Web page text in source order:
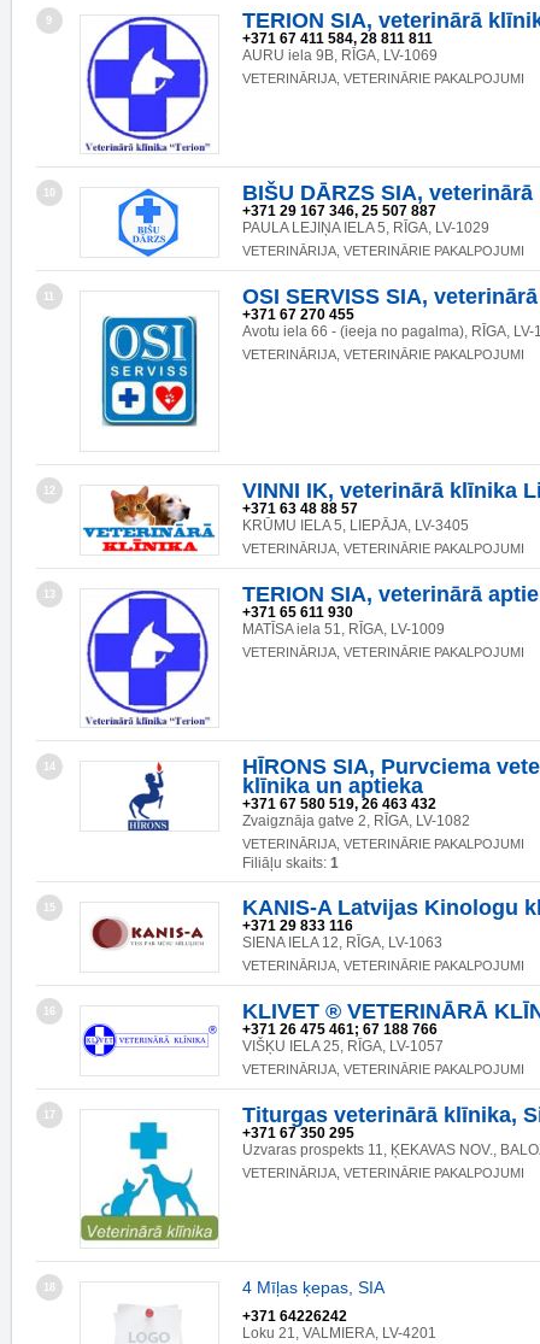
9 TERION SIA, veterinārā
+371 67 411 584, 28 811 811
AURU iela 9B, RĪGA, LV-1069
VETERINĀRIJA, VETERINĀRIE PAKALPOJUMI
10 BIŠU DĀRZS SIA,
+371 29 167 346, 25 507 887
PAULA LEJIŅA IELA 5, RĪGA, LV-1029
VETERINĀRIJA, VETERINĀRIE PAKALPOJUMI
11 OSI SERVISS SIA,
+371 67 270 455
Avotu iela 66 - (ieeja no pagalma), RĪGA, LV-
VETERINĀRIJA, VETERINĀRIE PAKALPOJUMI
12 VINNI IK, veterinārā klīnika
+371 63 48 88 57
KRŪMU IELA 5, LIEPĀJA, LV-3405
VETERINĀRIJA, VETERINĀRIE PAKALPOJUMI
13 TERION SIA, veterinārā
+371 65 611 930
MATĪSA iela 51, RĪGA, LV-1009
VETERINĀRIJA, VETERINĀRIE PAKALPOJUMI
14
HĪRONS SIA, Purvciema
klīnika un aptieka
+371 67 580 519, 26 463 432
Zvaigznāja gatve 2, RĪGA, LV-1082
VETERINĀRIJA, VETERINĀRIE PAKALPOJUMI
Filiāļu skaits: 1
15 KANIS-A Latvijas Kinologu
+371 29 833 116
SIENA IELA 12, RĪGA, LV-1063
VETERINĀRIJA, VETERINĀRIE PAKALPOJUMI
16 KLIVET ® VETERINĀRĀ
+371 26 475 461; 67 188 766
VIŠĶU IELA 25, RĪGA, LV-1057
VETERINĀRIJA, VETERINĀRIE PAKALPOJUMI
17 Titurgas veterinārā klīnika,
+371 67 350 295
Uzvaras prospekts 11, ĶEKAVAS NOV.,
VETERINĀRIJA, VETERINĀRIE PAKALPOJUMI
18 4 Mīļas ķepas, SIA
+371 64226242
Loku 21, VALMIERA, LV-4201